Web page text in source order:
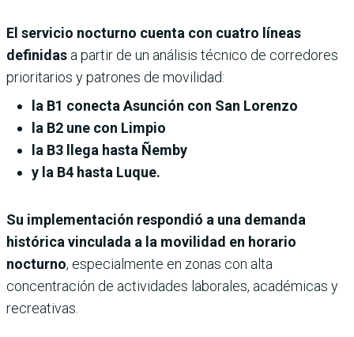
El servicio nocturno cuenta con cuatro líneas
definidas a partir de un análisis técnico de corredores
prioritarios y patrones de movilidad:
la B1 conecta Asunción con San Lorenzo
la B2 une con Limpio
la B3 llega hasta Ñemby
y la B4 hasta Luque.
Su implementación respondió a una demanda
histórica vinculada a la movilidad en horario
nocturno, especialmente en zonas con alta
concentración de actividades laborales, académicas y
recreativas.